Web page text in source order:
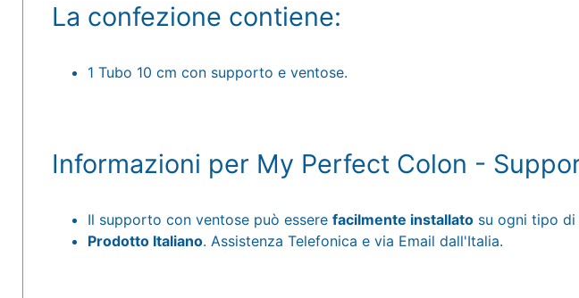
La confezione contiene:
1 Tubo 10 cm con supporto e ventose.
Informazioni per My Perfect Colon -
Il supporto con ventose può essere facilmente installato su ogni tipo di
Prodotto Italiano. Assistenza Telefonica e via Email dall'Italia.